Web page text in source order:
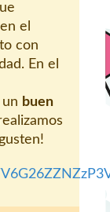
el
con
En el
buen